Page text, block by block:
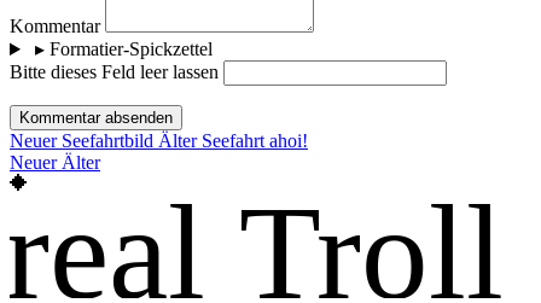
Kommentar
▸Formatier-Spickzettel
Bitte dieses Feld leer lassen
Kommentar absenden
Neuer Seefahrtbild Älter Seefahrt ahoi!
Neuer Älter
real Troll